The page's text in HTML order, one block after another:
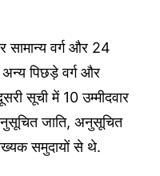
सामान्य वर्ग और 24
पिछड़े वर्ग और
सूची में 10 उम्मीदवार
जाति, अनुसूचित
समुदायों से थे.